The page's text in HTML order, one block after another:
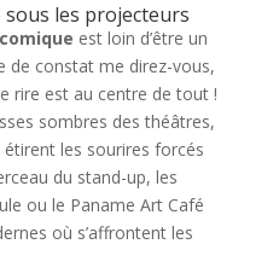
les projecteurs
est loin d’être un
de constat me direz-vous,
rire est au centre de tout !
sombres des théâtres,
les sourires forcés
du stand-up, les
ou le Paname Art Café
où s’affrontent les